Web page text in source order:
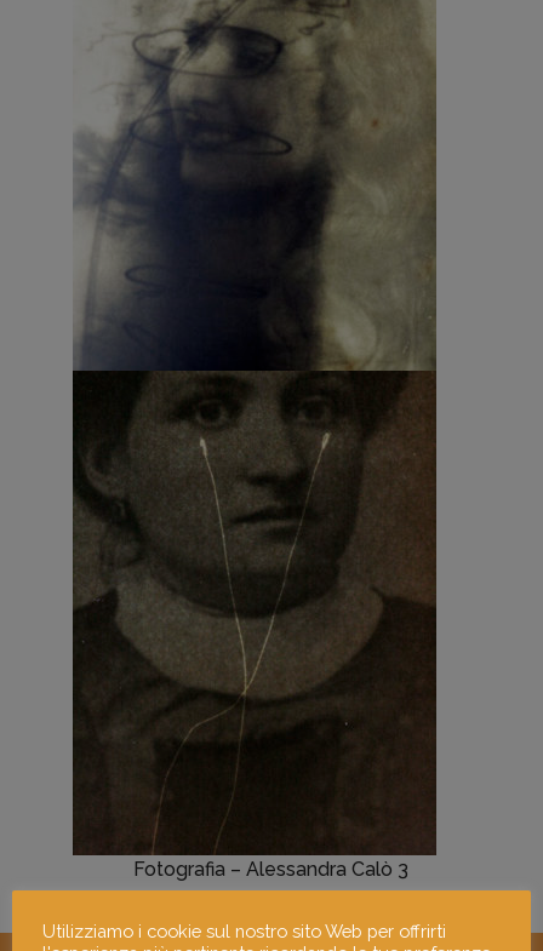
Fotografia – Alessandra Calò 2
Fotografia – Alessandra Calò 3
Utilizziamo i cookie sul nostro sito Web per offrirti